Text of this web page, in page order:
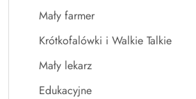
Mały farmer
Krótkofalówki i Walkie Talkie
Mały lekarz
Edukacyjne